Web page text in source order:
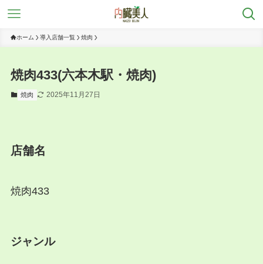
ホーム 導入店舗一覧 焼肉
焼肉433(六本木駅・焼肉)
焼肉 2025年11月27日
店舗名
焼肉433
ジャンル